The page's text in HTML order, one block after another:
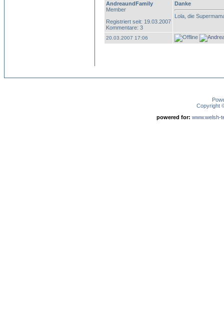
AndreaundFamily
Member
Registriert seit: 19.03.2007
Kommentare: 3
Danke
Lola, die
20.03.2007 17:06
Copyright
powered for: www.welsh-